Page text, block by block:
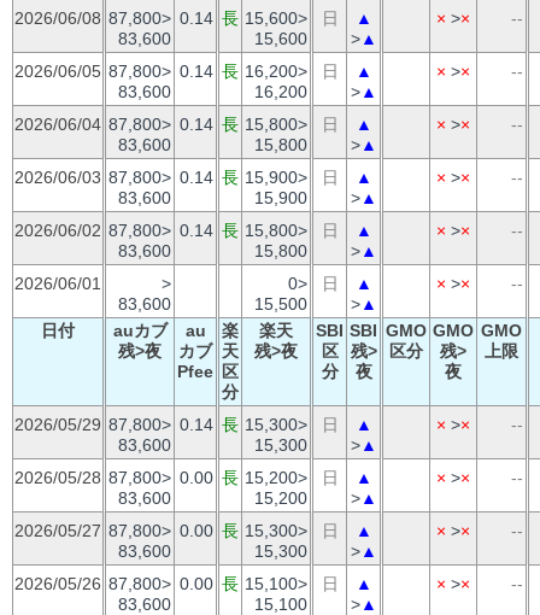
2026/06/08 87,800>
83,600
0.14 長 15,600>
15,600
日
▲
>▲
× >× --
2026/06/05 87,800>
83,600
0.14 長 16,200>
16,200
日
▲
>▲
× >× --
2026/06/04 87,800>
83,600
0.14 長 15,800>
15,800
日
▲
>▲
× >× --
2026/06/03 87,800>
83,600
0.14 長 15,900>
15,900
日
▲
>▲
× >× --
2026/06/02 87,800>
83,600
0.14 長 15,800>
15,800
日
▲
>▲
× >× --
2026/06/01
>
83,600
0>
15,500
日
▲
>▲
× >× --
日付
auカブ
残>夜
au
カブ
Pfee
楽
天
区
分
楽天
残>夜
SBI
区
分
SBI
残>
夜
GMO
区分
GMO
残>
夜
GMO
上限
2026/05/29 87,800>
83,600
0.14 長 15,300>
15,300
日
▲
>▲
× >× --
2026/05/28 87,800>
83,600
0.00 長 15,200>
15,200
日
▲
>▲
× >× --
2026/05/27 87,800>
83,600
0.00 長 15,300>
15,300
日
▲
>▲
× >× --
2026/05/26 87,800>
83,600
0.00 長 15,100>
15,100
日
▲
>▲
× >× --